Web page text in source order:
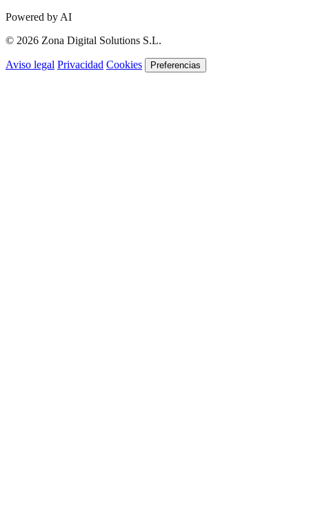
Powered by AI
© 2026 Zona Digital Solutions S.L.
Aviso legal Privacidad Cookies Preferencias